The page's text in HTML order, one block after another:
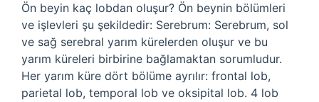
Ön beyin kaç lobdan oluşur? Ön beynin bölümleri
ve işlevleri şu şekildedir: Serebrum: Serebrum, sol
ve sağ serebral yarım kürelerden oluşur ve bu
yarım küreleri birbirine bağlamaktan sorumludur.
Her yarım küre dört bölüme ayrılır: frontal lob,
parietal lob, temporal lob ve oksipital lob. 4 lob